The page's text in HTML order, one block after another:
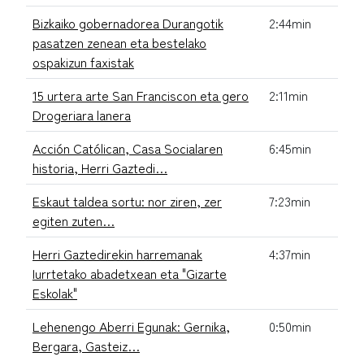
Bizkaiko gobernadorea Durangotik
pasatzen zenean eta bestelako
ospakizun faxistak
2:44min
15 urtera arte San Franciscon eta gero
Drogeriara lanera
2:11min
Acción Católican, Casa Socialaren
historia, Herri Gaztedi…
6:45min
Eskaut taldea sortu: nor ziren, zer
egiten zuten…
7:23min
Herri Gaztedirekin harremanak
Iurrtetako abadetxean eta "Gizarte
Eskolak"
4:37min
Lehenengo Aberri Egunak: Gernika,
Bergara, Gasteiz…
0:50min